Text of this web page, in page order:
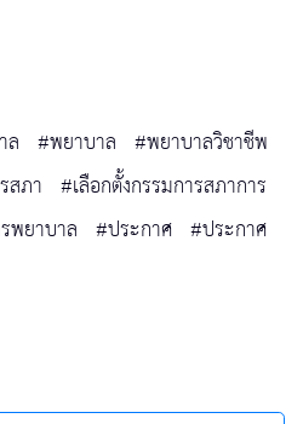
ล #พยาบาล #พยาบาลวิชาชีพ
สภา #เลือกตั้งกรรมการสภาการ
พยาบาล #ประกาศ #ประกาศ